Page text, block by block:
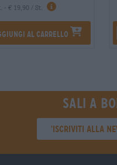
- € 19,90 / St.
quantity
al carrello
Sali a
'Iscriviti alla